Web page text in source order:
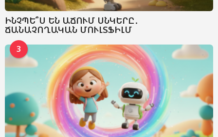
ԻՆՉՊԵ՞Ս ԵՆ ԱՃՈՒՄ ՍՆԿԵՐԸ․
ՃԱՆԱՉՈՂԱԿԱՆ ՄՈՒԼՏՖԻԼՄ
3